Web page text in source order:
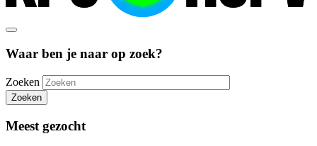
Waar ben je naar op zoek?
Zoeken
Zoeken
Meest gezocht